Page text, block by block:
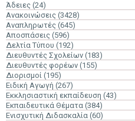
Άδειες (24)
Ανακοινώσεις (3428)
Αναπληρωτές (645)
Αποσπάσεις (596)
Δελτία Τύπου (192)
Διευθυντές Σχολείων (183)
Διευθυντές φορέων (155)
Διορισμοί (195)
Ειδική Αγωγή (267)
Εκκλησιαστική εκπαίδευση (43)
Εκπαιδευτικά Θέματα (384)
Ενισχυτική Διδασκαλία (60)